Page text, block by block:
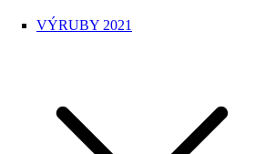
VÝRUBY 2021